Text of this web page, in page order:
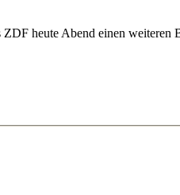
ZDF heute Abend einen weiteren